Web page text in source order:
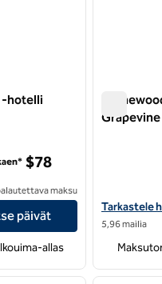
-hotelli
tiedot
$78
maksu
päivät
allas
Näytä
Tarkastele
5,96 mailia